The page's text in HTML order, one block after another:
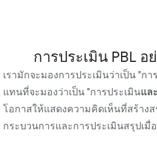
การประเมิน PBL อ
เรามักจะมองการประเมินว่าเป็น "กา
แทนที่จะมองว่าเป็น "การประเมินและ
โอกาสให้แสดงความคิดเห็นที่สร้าง
กระบวนการและการประเมินสรุปเมื่